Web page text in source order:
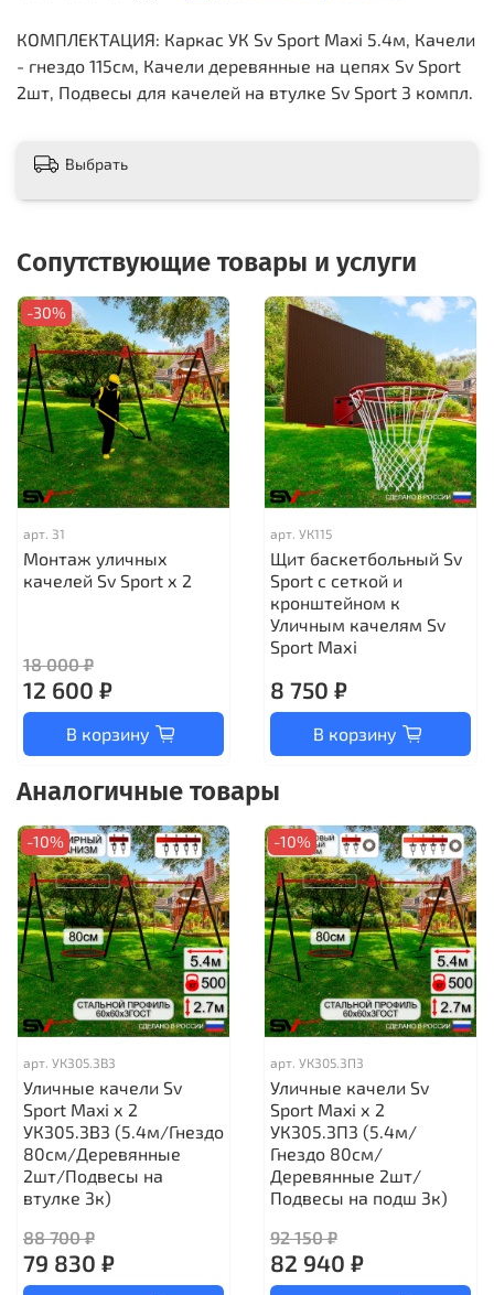
КОМПЛЕКТАЦИЯ: Каркас УК Sv Sport Maxi 5.4м, Качели
- гнездо 115см, Качели деревянные на цепях Sv Sport
2шт, Подвесы для качелей на втулке Sv Sport 3 компл.
Выбрать
Сопутствующие товары и услуги
-30%
арт. 31
Монтаж уличных
качелей Sv Sport х 2
18 000 ₽
12 600 ₽
В корзину
арт. УК115
Щит баскетбольный Sv
Sport c сеткой и
кронштейном к
Уличным качелям Sv
Sport Maхi
8 750 ₽
В корзину
Аналогичные товары
-10%
арт. УК305.3В3
Уличные качели Sv
Sport Maxi х 2
УК305.3В3 (5.4м/Гнездо
80см/Деревянные
2шт/Подвесы на
втулке 3к)
88 700 ₽
79 830 ₽
-10%
арт. УК305.3П3
Уличные качели Sv
Sport Maxi х 2
УК305.3П3 (5.4м/
Гнездо 80см/
Деревянные 2шт/
Подвесы на подш 3к)
92 150 ₽
82 940 ₽